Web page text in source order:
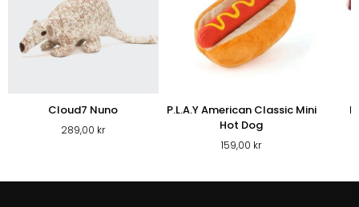
Cloud7 Nuno
289,00 kr
P.L.A.Y American Classic Mini
Hot Dog
159,00 kr